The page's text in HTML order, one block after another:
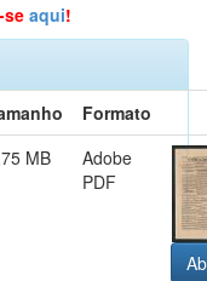
se aqui!
Formato
MB
Adobe
PDF